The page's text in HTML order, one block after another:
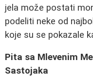
jela može postati
podeliti neke od
koje su se pokazale
Pita sa Mlevenim
Sastojaka